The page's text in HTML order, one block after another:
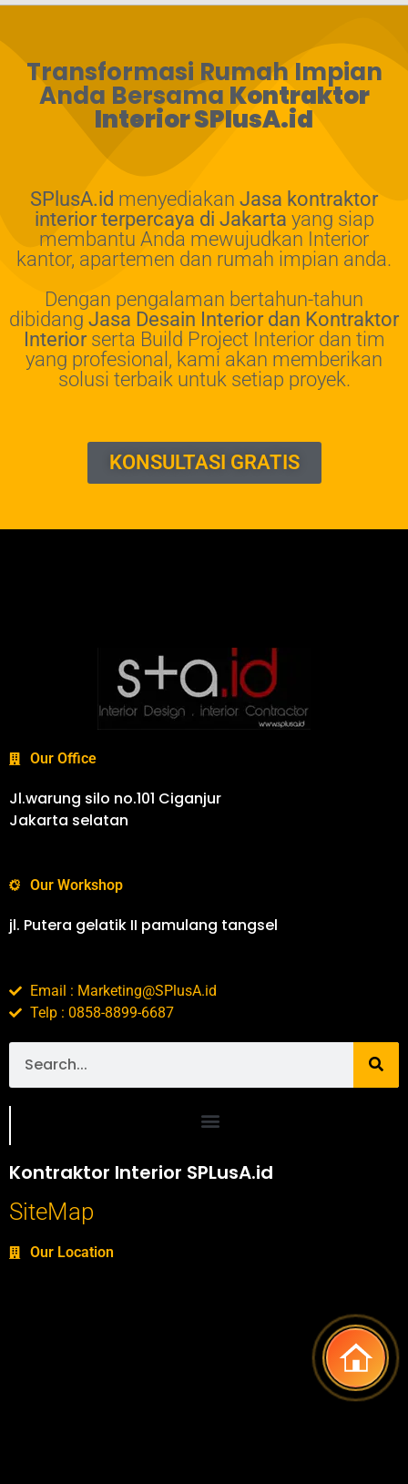
Transformasi Rumah Impian
Anda Bersama Kontraktor
Interior SPlusA.id
SPlusA.id menyediakan Jasa kontraktor
interior terpercaya di Jakarta yang siap
membantu Anda mewujudkan Interior
kantor, apartemen dan rumah impian anda.
Dengan pengalaman bertahun-tahun
dibidang Jasa Desain Interior dan Kontraktor
Interiorserta Build Project Interior dan tim
yang profesional, kami akan memberikan
solusi terbaik untuk setiap proyek.
KONSULTASI GRATIS
Our Office
Jl.warung silo no.101 Ciganjur
Jakarta selatan
Our Workshop
jl. Putera gelatik II pamulang tangsel
Email : Marketing@SPlusA.id
Telp : 0858-8899-6687
Kontraktor Interior SPLusA.id
SiteMap
Our Location